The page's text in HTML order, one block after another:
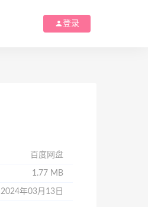
登录
百度网盘
1.77 MB
2024年03月13日